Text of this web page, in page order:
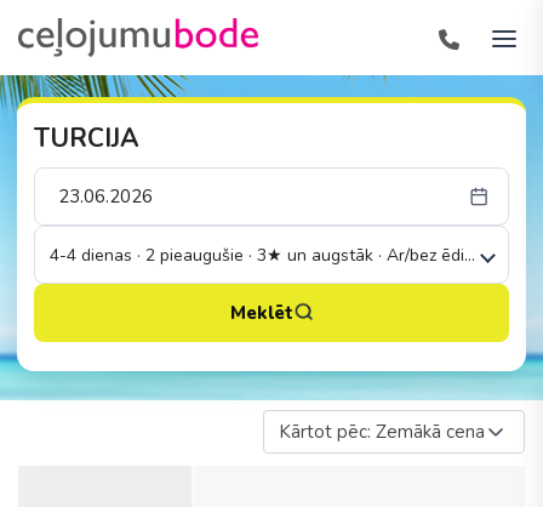
TURCIJA
4-4 dienas · 2 pieaugušie · 3★ un augstāk · Ar/bez ēdināšanas
Meklēt
Kārtot pēc: Zemākā cena